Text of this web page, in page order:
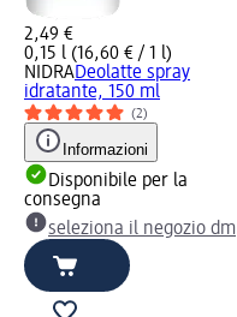
2,49 €
0,15 l (16,60 € / 1 l)
NIDRADeolatte spray
idratante, 150 ml
(2)
Informazioni
Disponibile per la
consegna
seleziona il negozio dm